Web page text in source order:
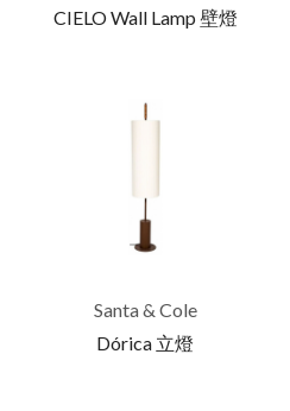
CIELO Wall Lamp 壁燈
Santa & Cole
Dórica 立燈